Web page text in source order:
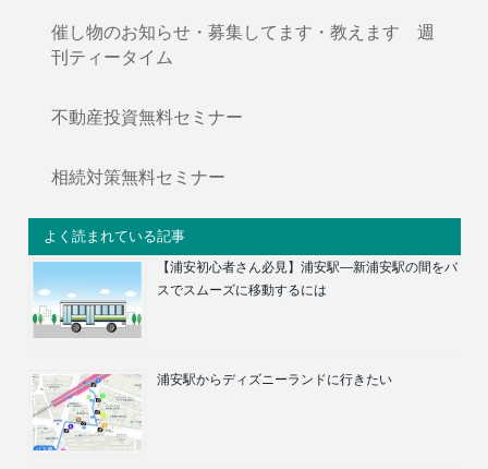
催し物のお知らせ・募集してます・教えます 週
刊ティータイム
不動産投資無料セミナー
相続対策無料セミナー
よく読まれている記事
【浦安初心者さん必見】浦安駅―新浦安駅の間をバ
スでスムーズに移動するには
浦安駅からディズニーランドに行きたい